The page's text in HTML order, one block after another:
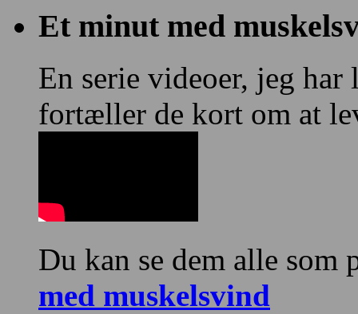
Et minut med
En serie videoer, jeg har
fortæller de kort om at
Du kan se dem alle som
med muskelsvind